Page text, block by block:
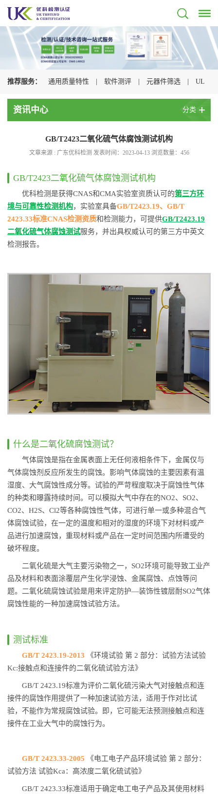
推荐服务： 通用质量特性 | 软件测评 | 元器件筛选 | UL
认证 | CSA认证
资讯中心 分类
GB/T2423二氧化硫气体腐蚀测试机构
文章来源 : 广东优科检测 发表时间：2023-04-13 浏览数量： 456
GB/T2423二氧化硫气体腐蚀测试机构
优科检测是获得CNAS和CMA实验室资质认可的第三方环
境与可靠性检测机构，实验室具备GB/T2423.19、GB/T
2423.33标准CNAS检测资质和检测能力，可提供GB/T2423.19
二氧化硫气体腐蚀测试服务，并出具权威认可的第三方中英文
检测报告。
什么是二氧化硫腐蚀测试？
气体腐蚀是指在金属表面上无任何液相条件下，金属仅与
气体腐蚀剂反应所发生的腐蚀。影响气体腐蚀的主要因素有温
湿度、大气腐蚀性成分等。试验的严苛程度取决于腐蚀性气体
的种类和曝露持续时间。可以模拟大气中存在的NO2、SO2、
CO2、H2S、Cl2等各种腐蚀性气体，可进行单一或多种混合气
体腐蚀试验，在一定的温度和相对的湿度的环境下对材料或产
品进行加速腐蚀，重现材料或产品在一定时间范围内所遭受的
破坏程度。
二氧化硫是大气主要污染物之一，SO2环境可能导致工业产
品及材料和表面涂覆层产生化学浸蚀、金属腐蚀、点蚀等问
题。二氧化硫腐蚀试验是用来评定防护—装饰性镀层耐SO2气体
腐蚀性能的一种加速腐蚀试验方法。
测试标准
GB/T 2423.19-2013 《环境试验 第 2 部分：试验方法试验
Kc:接触点和连接件的二氧化硫试验方法》
GB/T 2423.19标准为评价二氧化硫污染大气对接触点和连
接件的腐蚀作用提供了一种加速试验方法，适用于作对比试
验，不能作为常规腐蚀试验。即，它可能无法预测接触点和连
接件在工业大气中的腐蚀行为。
GB/T 2423.33-2005 《电工电子产品环境试验 第 2 部分：
试验方法 试验Kca：高浓度二氧化硫试验》
GB/T 2423.33标准适用于确定电工电子产品及其使用材料